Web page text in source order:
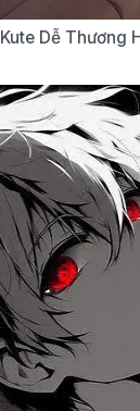
Dễ Thương